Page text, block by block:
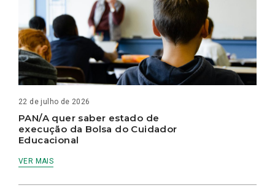
22 de julho de 2026
PAN/A quer saber estado de
execução da Bolsa do Cuidador
Educacional
VER MAIS